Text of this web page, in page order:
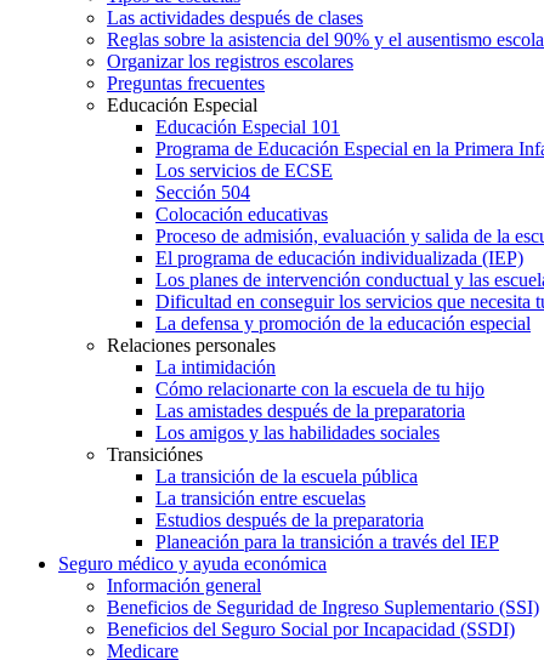
Las actividades después de clases
Reglas sobre la asistencia del 90% y el ausentismo
Organizar los registros escolares
Preguntas frecuentes
Educación Especial
Educación Especial 101
Programa de Educación Especial en la Primera
Los servicios de ECSE
Sección 504
Colocación educativas
Proceso de admisión, evaluación y salida de la
El programa de educación individualizada (IEP)
Los planes de intervención conductual y las
Dificultad en conseguir los servicios que necesita
La defensa y promoción de la educación especial
Relaciones personales
La intimidación
Cómo relacionarte con la escuela de tu hijo
Las amistades después de la preparatoria
Los amigos y las habilidades sociales
Transiciónes
La transición de la escuela pública
La transición entre escuelas
Estudios después de la preparatoria
Planeación para la transición a través del IEP
Seguro médico y ayuda económica
Información general
Beneficios de Seguridad de Ingreso Suplementario (SSI)
Beneficios del Seguro Social por Incapacidad (SSDI)
Medicare